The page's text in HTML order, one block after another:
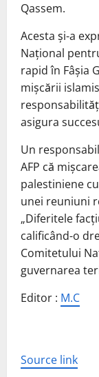
Qassem.
Acesta și-a
Național
rapid în Fâșia
mișcării
asigura
Un
AFP că
palestiniene
unei reuniuni
„Diferitele
calificând-o
Comitetului
guvernarea
Editor : M.C
Source link